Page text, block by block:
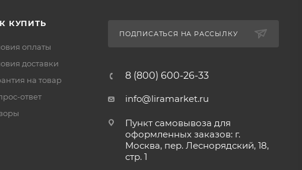
КУПИТЬ
оплаты
доставки
на товар
ответ
ПОДПИСАТЬСЯ НА РАССЫЛКУ
8 (800) 600-26-33
info@liramarket.ru
Пункт самовывоза для
оформленных заказов: г.
Москва, пер. Леснорядский, 18,
стр. 1